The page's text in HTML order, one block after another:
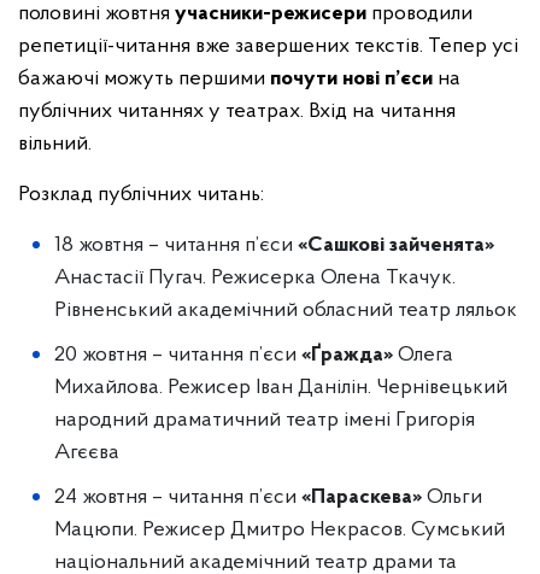
половині жовтня учасники-режисери проводили
репетиції-читання вже завершених текстів. Тепер усі
бажаючі можуть першими почути нові п’єси на
публічних читаннях у театрах. Вхід на читання
вільний.
Розклад публічних читань:
18 жовтня – читання п’єси «Сашкові зайченята»
Анастасії Пугач. Режисерка Олена Ткачук.
Рівненський академічний обласний театр ляльок
20 жовтня – читання п’єси «Ґражда» Олега
Михайлова. Режисер Іван Данілін. Чернівецький
народний драматичний театр імені Григорія
Агєєва
24 жовтня – читання п’єси «Параскева» Ольги
Мацюпи. Режисер Дмитро Некрасов. Сумський
національний академічний театр драми та